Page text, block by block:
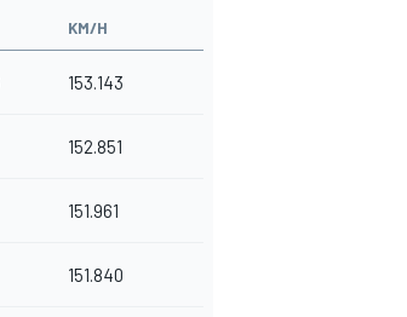
KM/H
153.143
152.851
151.961
151.840